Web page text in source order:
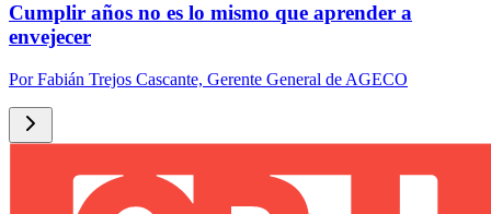
Cumplir años no es lo mismo que aprender a
envejecer
PorFabián Trejos Cascante, Gerente General de AGECO